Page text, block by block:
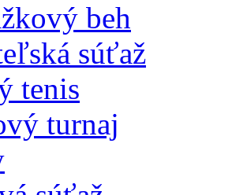
beh
súťaž
tenis
turnaj